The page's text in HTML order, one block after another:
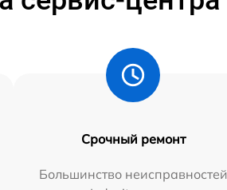
Срочный ремонт
Большинство неисправностей